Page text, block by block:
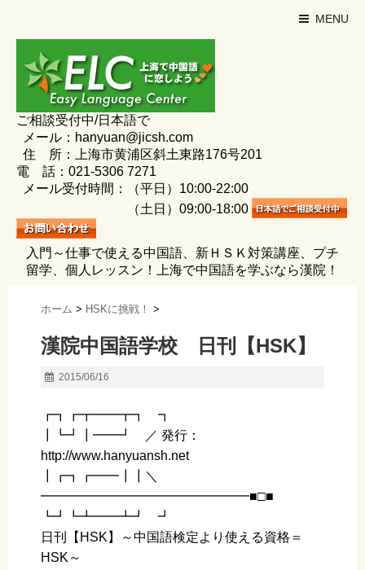
MENU
ご相談受付中/日本語で
メール：hanyuan@jicsh.com
住 所：上海市黄浦区斜土東路176号201
電 話：021-5306 7271
メール受付時間：（平日）10:00-22:00
（土日）09:00-18:00
入門～仕事で使える中国語、新ＨＳＫ対策講座、プチ
留学、個人レッスン！上海で中国語を学ぶなら漢院！
ホーム > HSKに挑戦！ >
漢院中国語学校 日刊【HSK】
2015/06/16
┏┓┏┳━━┳┓ ┓
┃┗┛┃━━┛ ／ 発行：
http://www.hanyuansh.net
┃┏┓┏━━┃┃＼
━━━━━━━━━━━━━━━━■□■
┗┛┗┻━━┻┛ ┛
日刊【HSK】～中国語検定より使える資格＝
HSK～